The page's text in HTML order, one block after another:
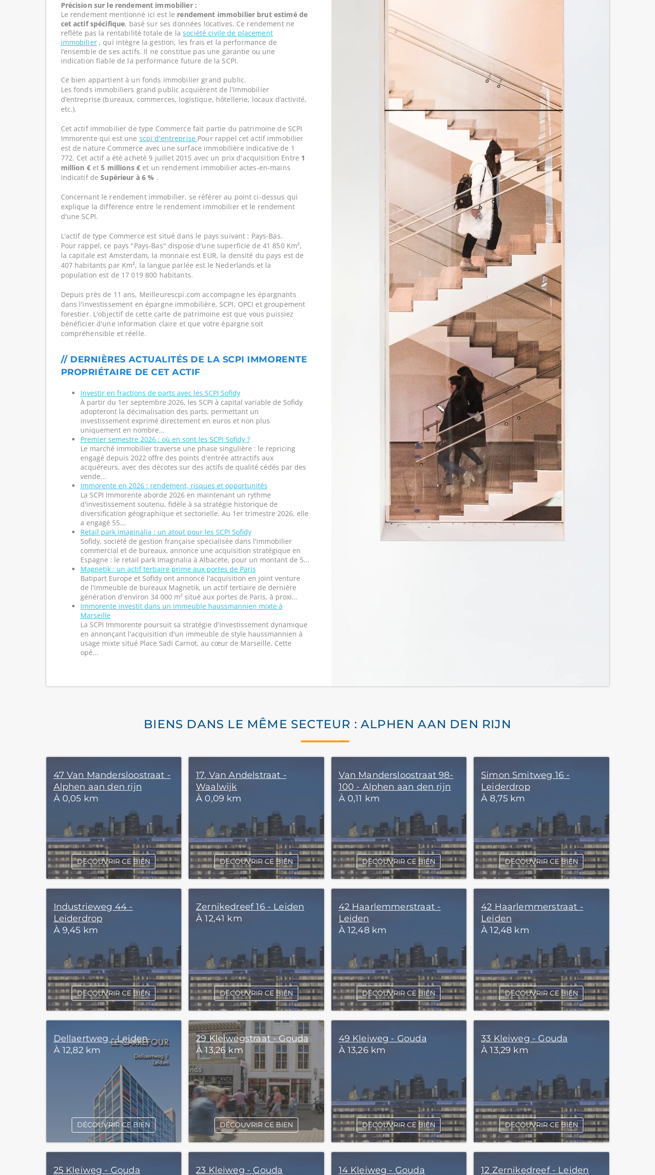
Précision sur le rendement immobilier :
Le rendement mentionné ici est le rendement immobilier brut estimé de
cet actif spécifique, basé sur ses données locatives. Ce rendement ne
reflète pas la rentabilité totale de lasociété civile de placement
immobilier, qui intègre la gestion, les frais et la performance de
l’ensemble de ses actifs. Il ne constitue pas une garantie ou une
indication fiable de la performance future de la SCPI.
Ce bien appartient à un fonds immobilier grand public.
Les fonds immobiliers grand public acquièrent de l’immobilier
d’entreprise (bureaux, commerces, logistique, hôtellerie, locaux d’activité,
etc.).
Cet actif immobilier de type Commerce fait partie du patrimoine de SCPI
Immorente qui est une scpi d'entreprise Pour rappel cet actif immobilier
est de nature Commerce avec une surface immobilière indicative de 1
772. Cet actif a été acheté 9 juillet 2015 avec un prix d'acquisition Entre 1
million €et5 millions € et un rendement immobilier actes-en-mains
indicatif deSupérieur à 6 % .
Concernant le rendement immobilier, se référer au point ci-dessus qui
explique la différence entre le rendement immobilier et le rendement
d'une SCPI.
L'actif de type Commerce est situé dans le pays suivant : Pays-Bas.
Pour rappel, ce pays "Pays-Bas" dispose d'une superficie de 41 850 Km²,
la capitale est Amsterdam, la monnaie est EUR, la densité du pays est de
407 habitants par Km², la langue parlée est le Nederlands et la
population est de 17 019 800 habitants.
Depuis près de 11 ans, Meilleurescpi.com accompagne les épargnants
dans l'investissement en épargne immobilière, SCPI, OPCI et groupement
forestier. L'objectif de cette carte de patrimoine est que vous puissiez
bénéficier d'une information claire et que votre épargne soit
compréhensible et réelle.
// DERNIÈRES ACTUALITÉS DE LA SCPI IMMORENTE
PROPRIÉTAIRE DE CET ACTIF
Investir en fractions de parts avec les SCPI Sofidy
À partir du 1er septembre 2026, les SCPI à capital variable de Sofidy
adopteront la décimalisation des parts, permettant un
investissement exprimé directement en euros et non plus
uniquement en nombre...
Premier semestre 2026 : où en sont les SCPI Sofidy ?
Le marché immobilier traverse une phase singulière : le repricing
engagé depuis 2022 offre des points d'entrée attractifs aux
acquéreurs, avec des décotes sur des actifs de qualité cédés par des
vende...
Immorente en 2026 : rendement, risques et opportunités
La SCPI Immorente aborde 2026 en maintenant un rythme
d'investissement soutenu, fidèle à sa stratégie historique de
diversification géographique et sectorielle. Au 1er trimestre 2026, elle
a engagé 55...
Retail park Imaginalia : un atout pour les SCPI Sofidy
Sofidy, société de gestion française spécialisée dans l'immobilier
commercial et de bureaux, annonce une acquisition stratégique en
Espagne : le retail park Imaginalia à Albacete, pour un montant de 5...
Magnetik : un actif tertiaire prime aux portes de Paris
Batipart Europe et Sofidy ont annoncé l'acquisition en joint venture
de l'immeuble de bureaux Magnetik, un actif tertiaire de dernière
génération d'environ 34 000 m² situé aux portes de Paris, à proxi...
Immorente investit dans un immeuble haussmannien mixte à
Marseille
La SCPI Immorente poursuit sa stratégie d'investissement dynamique
en annonçant l'acquisition d'un immeuble de style haussmannien à
usage mixte situé Place Sadi Carnot, au cœur de Marseille. Cette
opé...
BIENS DANS LE MÊME SECTEUR : ALPHEN AAN DEN RIJN
47 Van Mandersloostraat -
Alphen aan den rijn
À 0,05 km
DÉCOUVRIR CE BIEN
17, Van Andelstraat -
Waalwijk
À 0,09 km
DÉCOUVRIR CE BIEN
Van Mandersloostraat 98-
100 - Alphen aan den rijn
À 0,11 km
DÉCOUVRIR CE BIEN
Simon Smitweg 16 -
Leiderdrop
À 8,75 km
DÉCOUVRIR CE BIEN
Industrieweg 44 -
Leiderdrop
À 9,45 km
DÉCOUVRIR CE BIEN
Zernikedreef 16 - Leiden
À 12,41 km
DÉCOUVRIR CE BIEN
42 Haarlemmerstraat -
Leiden
À 12,48 km
DÉCOUVRIR CE BIEN
42 Haarlemmerstraat -
Leiden
À 12,48 km
DÉCOUVRIR CE BIEN
Dellaertweg - Leiden
À 12,82 km
DÉCOUVRIR CE BIEN
29 Kleiwegstraat - Gouda
À 13,26 km
DÉCOUVRIR CE BIEN
49 Kleiweg - Gouda
À 13,26 km
DÉCOUVRIR CE BIEN
33 Kleiweg - Gouda
À 13,29 km
DÉCOUVRIR CE BIEN
25 Kleiweg - Gouda 23 Kleiweg - Gouda 14 Kleiweg - Gouda 12 Zernikedreef - Leiden